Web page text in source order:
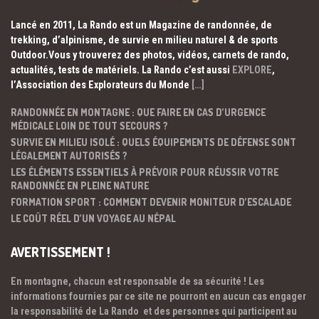
Lancé en 2011, La Rando est un Magazine de randonnée, de
trekking, d’alpinisme, de survie en milieu naturel & de sports
Outdoor.Vous y trouverez des photos, vidéos, carnets de rando,
actualités, tests de matériels. La Rando c’est aussi EXPLORE,
l’Association des Explorateurs du Monde […]
RANDONNÉE EN MONTAGNE : QUE FAIRE EN CAS D’URGENCE
MÉDICALE LOIN DE TOUT SECOURS ?
SURVIE EN MILIEU ISOLÉ : QUELS ÉQUIPEMENTS DE DÉFENSE SONT
LÉGALEMENT AUTORISÉS ?
LES ÉLÉMENTS ESSENTIELS À PRÉVOIR POUR RÉUSSIR VOTRE
RANDONNÉE EN PLEINE NATURE
FORMATION SPORT : COMMENT DEVENIR MONITEUR D’ESCALADE
LE COÛT RÉEL D’UN VOYAGE AU NÉPAL
AVERTISSEMENT !
En montagne, chacun est responsable de sa sécurité ! Les
informations fournies par ce site ne pourront en aucun cas engager
la responsabilité de La Rando et des personnes qui participent au